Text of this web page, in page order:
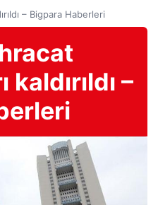
– Bigpara Haberleri
kaldırıldı –